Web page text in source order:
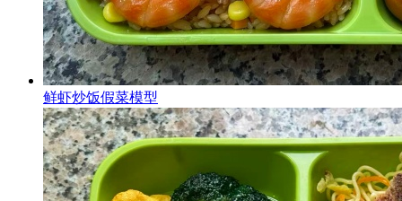
鲜虾炒饭假菜模型